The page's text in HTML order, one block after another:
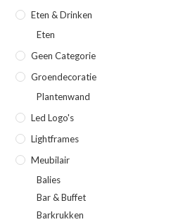
Eten & Drinken
Eten
Geen Categorie
Groendecoratie
Plantenwand
Led Logo's
Lightframes
Meubilair
Balies
Bar & Buffet
Barkrukken